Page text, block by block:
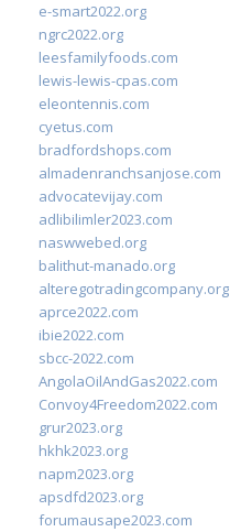
e-smart2022.org
ngrc2022.org
leesfamilyfoods.com
lewis-lewis-cpas.com
eleontennis.com
cyetus.com
bradfordshops.com
almadenranchsanjose.com
advocatevijay.com
adlibilimler2023.com
naswwebed.org
balithut-manado.org
alteregotradingcompany.org
aprce2022.com
ibie2022.com
sbcc-2022.com
AngolaOilAndGas2022.com
Convoy4Freedom2022.com
grur2023.org
hkhk2023.org
napm2023.org
apsdfd2023.org
forumausape2023.com